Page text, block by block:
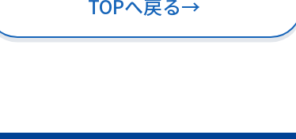
ペ
ー
TOPへ戻る→